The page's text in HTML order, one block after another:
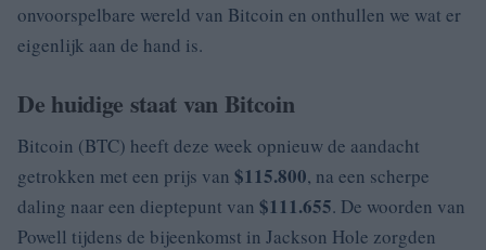
onvoorspelbare wereld van Bitcoin en onthullen we wat er
eigenlijk aan de hand is.
De huidige staat van Bitcoin
Bitcoin (BTC) heeft deze week opnieuw de aandacht
getrokken met een prijs van $115.800, na een scherpe
daling naar een dieptepunt van $111.655. De woorden van
Powell tijdens de bijeenkomst in Jackson Hole zorgden